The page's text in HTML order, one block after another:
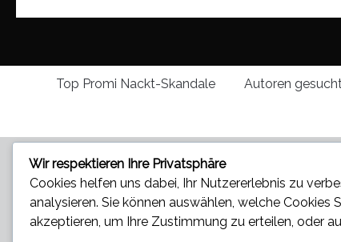
Top Promi Nackt-Skandale Autoren
Star und Promi News - Aktuelle Bilder, Videos und
Wir respektieren Ihre Privatsphäre
Cookies helfen uns dabei, Ihr Nutzererlebnis zu
analysieren. Sie können auswählen, welche Cookies
akzeptieren, um Ihre Zustimmung zu erteilen, oder